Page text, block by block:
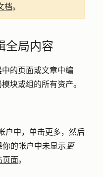
档。
全局内容
中的页面或文章中编
块或组的所有资产。
户中，单击更多，然后
你的帐户中未显示 更
页面。